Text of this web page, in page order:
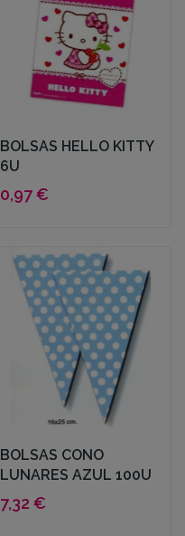
BOLSAS HELLO KITTY
6U
0,97 €
BOLSAS CONO
LUNARES AZUL 100U
7,32 €